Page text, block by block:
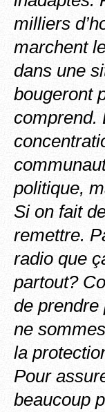
milliers
marchent
dans une
bougeront
comprend.
politique,
Si on fait
remettre.
radio que
partout?
de prendre
ne
la
Pour
beaucoup